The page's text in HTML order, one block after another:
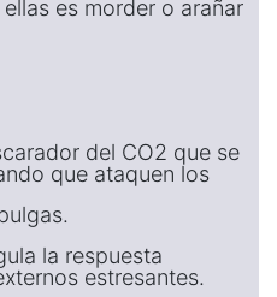
es morder o arañar
del CO2 que se
que ataquen los
la respuesta
estresantes.